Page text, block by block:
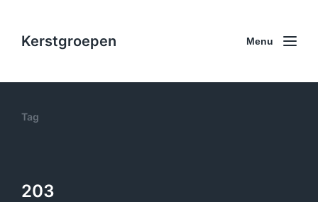
Kerstgroepen Menu
Tag
203